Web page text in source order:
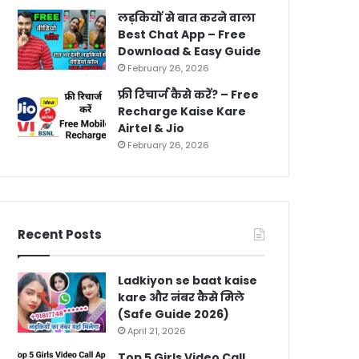
लड़कियों से बात करने वाला
Best Chat App – Free
Download & Easy Guide
February 26, 2026
फ्री रिचार्ज कैसे करें? – Free
Recharge Kaise Kare
Airtel & Jio
February 26, 2026
Recent Posts
Ladkiyon se baat kaise
kare और नंबर कैसे मिले
(Safe Guide 2026)
April 21, 2026